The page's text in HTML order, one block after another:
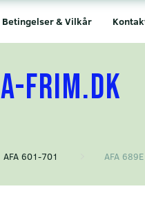
Betingelser & Vilkår
A-FRIM.DK
AFA 601-701 AFA